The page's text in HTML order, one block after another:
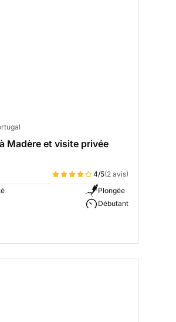
Madère et visite privée
4/5(2 avis)
Plongée
Débutant